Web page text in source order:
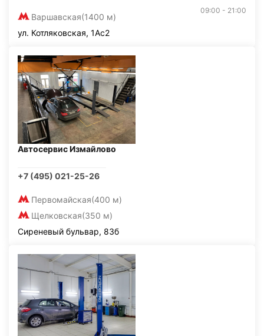
Варшавская(1400 м)
09:00 - 21:00
ул. Котляковская, 1Ас2
Автосервис Измайлово
+7 (495) 021-25-26
Первомайская(400 м)
Щелковская(350 м)
Сиреневый бульвар, 83б